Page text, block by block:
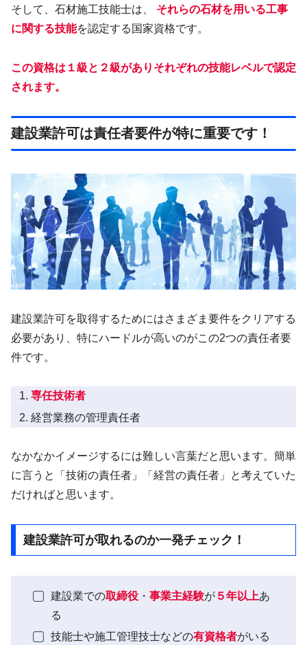
そして、石材施工技能士は、 それらの石材を用いる工事
に関する技能を認定する国家資格です。
この資格は１級と２級がありそれぞれの技能レベルで認定
されます。
建設業許可は責任者要件が特に重要です！
建設業許可を取得するためにはさまざま要件をクリアする
必要があり、特にハードルが高いのがこの2つの責任者要
件です。
専任技術者
経営業務の管理責任者
なかなかイメージするには難しい言葉だと思います。簡単
に言うと「技術の責任者」「経営の責任者」と考えていた
だければと思います。
建設業許可が取れるのか一発チェック！
建設業での取締役・ 事業主経験が５年以上あ
る
技能士や施工管理技士などの有資格者がいる